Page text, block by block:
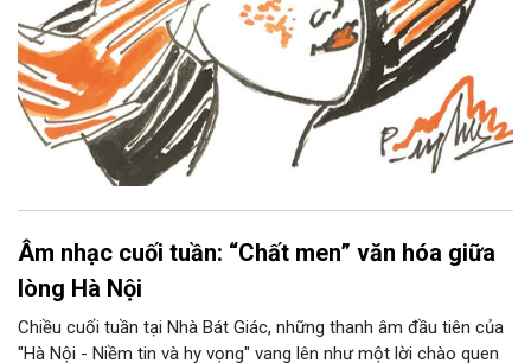
Âm nhạc cuối tuần: “Chất men” văn hóa giữa
lòng Hà Nội
Chiều cuối tuần tại Nhà Bát Giác, những thanh âm đầu tiên của
"Hà Nội - Niềm tin và hy vọng" vang lên như một lời chào quen